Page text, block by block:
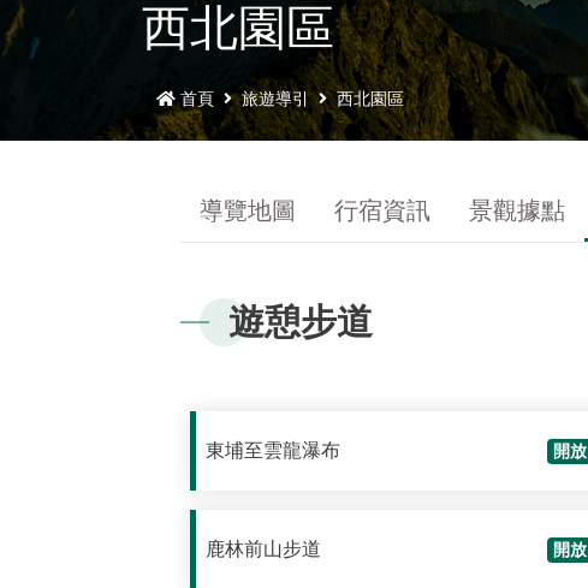
西北園區
首頁 旅遊導引 西北園區
導覽地圖 行宿資訊 景觀據點
遊憩步道
東埔至雲龍瀑布 開放
鹿林前山步道 開放